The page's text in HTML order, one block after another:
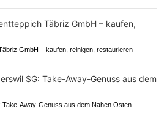
GmbH – kaufen, reinigen, restaurieren
Take-Away-Genuss aus dem Nahen Osten